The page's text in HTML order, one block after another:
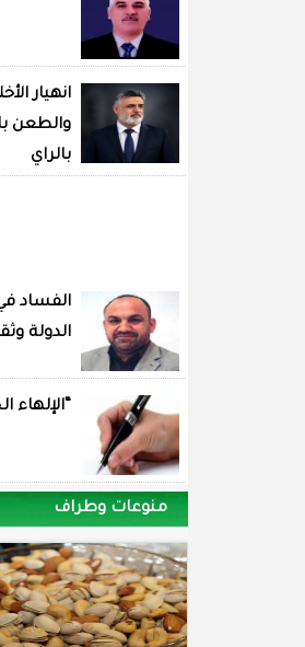
انهيار
والطعن
بالراي
الفساد
الدولة
منوعات وطراف